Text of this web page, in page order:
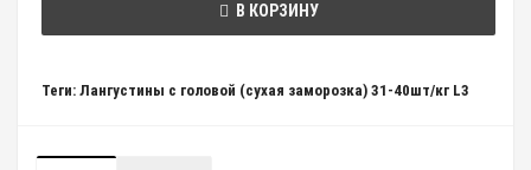
В КОРЗИНУ
Теги: Лангустины с головой (сухая заморозка) 31-40шт/кг L3